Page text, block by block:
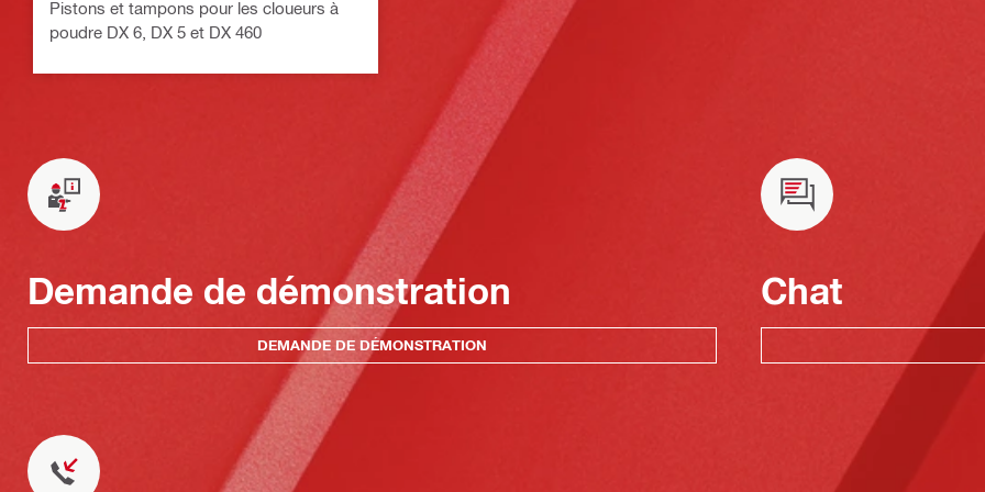
Pistons et tampons pour les cloueurs à
poudre DX 6, DX 5 et DX 460
Demande de démonstration
DEMANDE DE DÉMONSTRATION
Chat